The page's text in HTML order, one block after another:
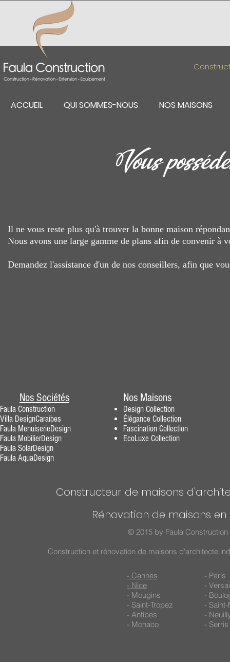
ACCUEIL QUI SOMMES-NOUS NOS MAISONS
Vous
Il ne vous reste plus qu'à trouver la bonne maison
Nous avons une large gamme de plans afin de convenir à
Demandez l'assistance d'un de nos conseillers, afin que
Nos Sociétés
Faula Construction
Villa DesignCaraïbes
Faula MenuiserieDesign
Faula MobilierDesign
Faula SolarDesign
Faula AquaDesign
Nos Maisons
Design Collection
Élégance Collection
Fascination Collection
EcoLuxe Collection
Constructeur de maisons
Rénovation de maisons
© 2015 by Faula
Construction et rénovation de maisons d'architecte
- Cannes
- Nice
- Mougins
- Saint-Tropez
- Antibes
- Monaco
- Paris
-
-
-
-
- Serris